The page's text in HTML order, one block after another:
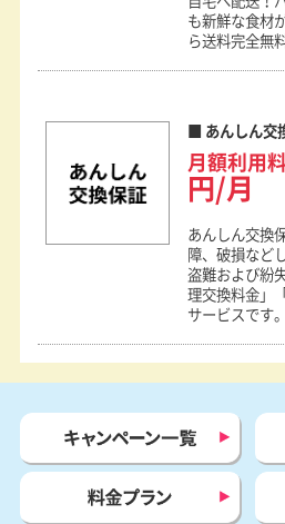
も新鮮な食材
ら送料完全無
あんしん交
月額利用
円/月
あんしん交換
障、破損など
盗難および紛
理交換料金」
サービスです。